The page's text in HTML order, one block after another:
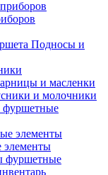
Подносы и
и масленки
и молочники
фуршетные
элементы